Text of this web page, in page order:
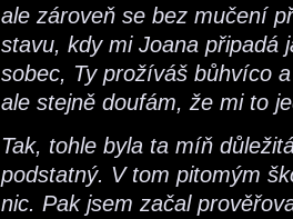
ale zároveň se bez mučení
stavu, kdy mi Joana připadá
sobec, Ty prožíváš bůhvíco
ale stejně doufám, že mi to
Tak, tohle byla ta míň
podstatný. V tom pitomým
nic. Pak jsem začal